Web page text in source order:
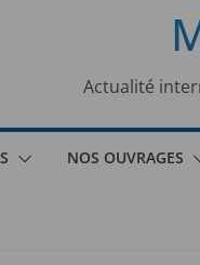
Actualité
NOS OUVRAGES